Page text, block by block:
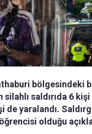
bölgesindeki
saldırıda 6 kişi
de yaralandı.
olduğu